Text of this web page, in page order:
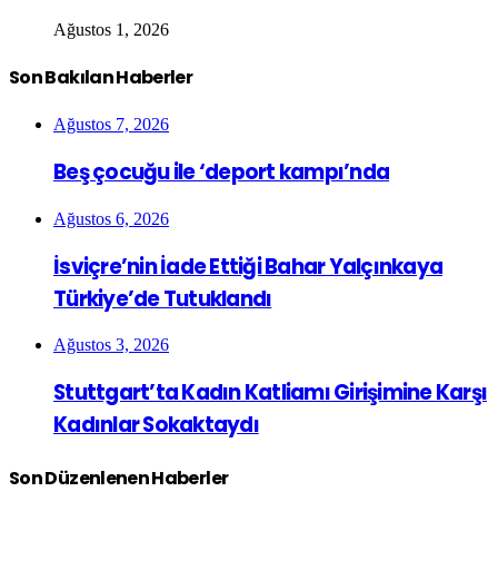
Ağustos 1, 2026
Son Bakılan Haberler
Ağustos 7, 2026
Beş çocuğu ile ‘deport kampı’nda
Ağustos 6, 2026
İsviçre’nin İade Ettiği Bahar Yalçınkaya
Türkiye’de Tutuklandı
Ağustos 3, 2026
Stuttgart’ta Kadın Katliamı Girişimine Karşı
Kadınlar Sokaktaydı
Son Düzenlenen Haberler